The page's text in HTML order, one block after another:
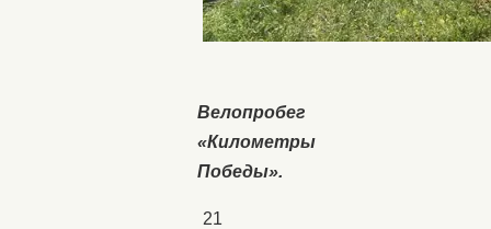
Велопробег
«Километры
Победы».
21